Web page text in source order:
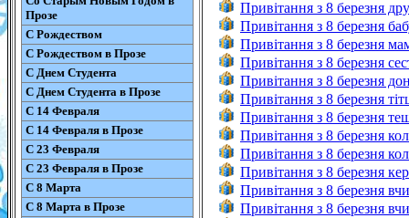
Прозе
С Рождеством
С Рождеством в Прозе
С Днем Студента
С Днем Студента в Прозе
С 14 Февраля
С 14 Февраля в Прозе
С 23 Февраля
С 23 Февраля в Прозе
С 8 Марта
С 8 Марта в Прозе
Привітання з 8 березня
Привітання з 8 березня
Привітання з 8 березня
Привітання з 8 березня
Привітання з 8 березня
Привітання з 8 березня
Привітання з 8 березня
Привітання з 8 березня
Привітання з 8 березня
Привітання з 8 березня
Привітання з 8 березня
Привітання з 8 березня